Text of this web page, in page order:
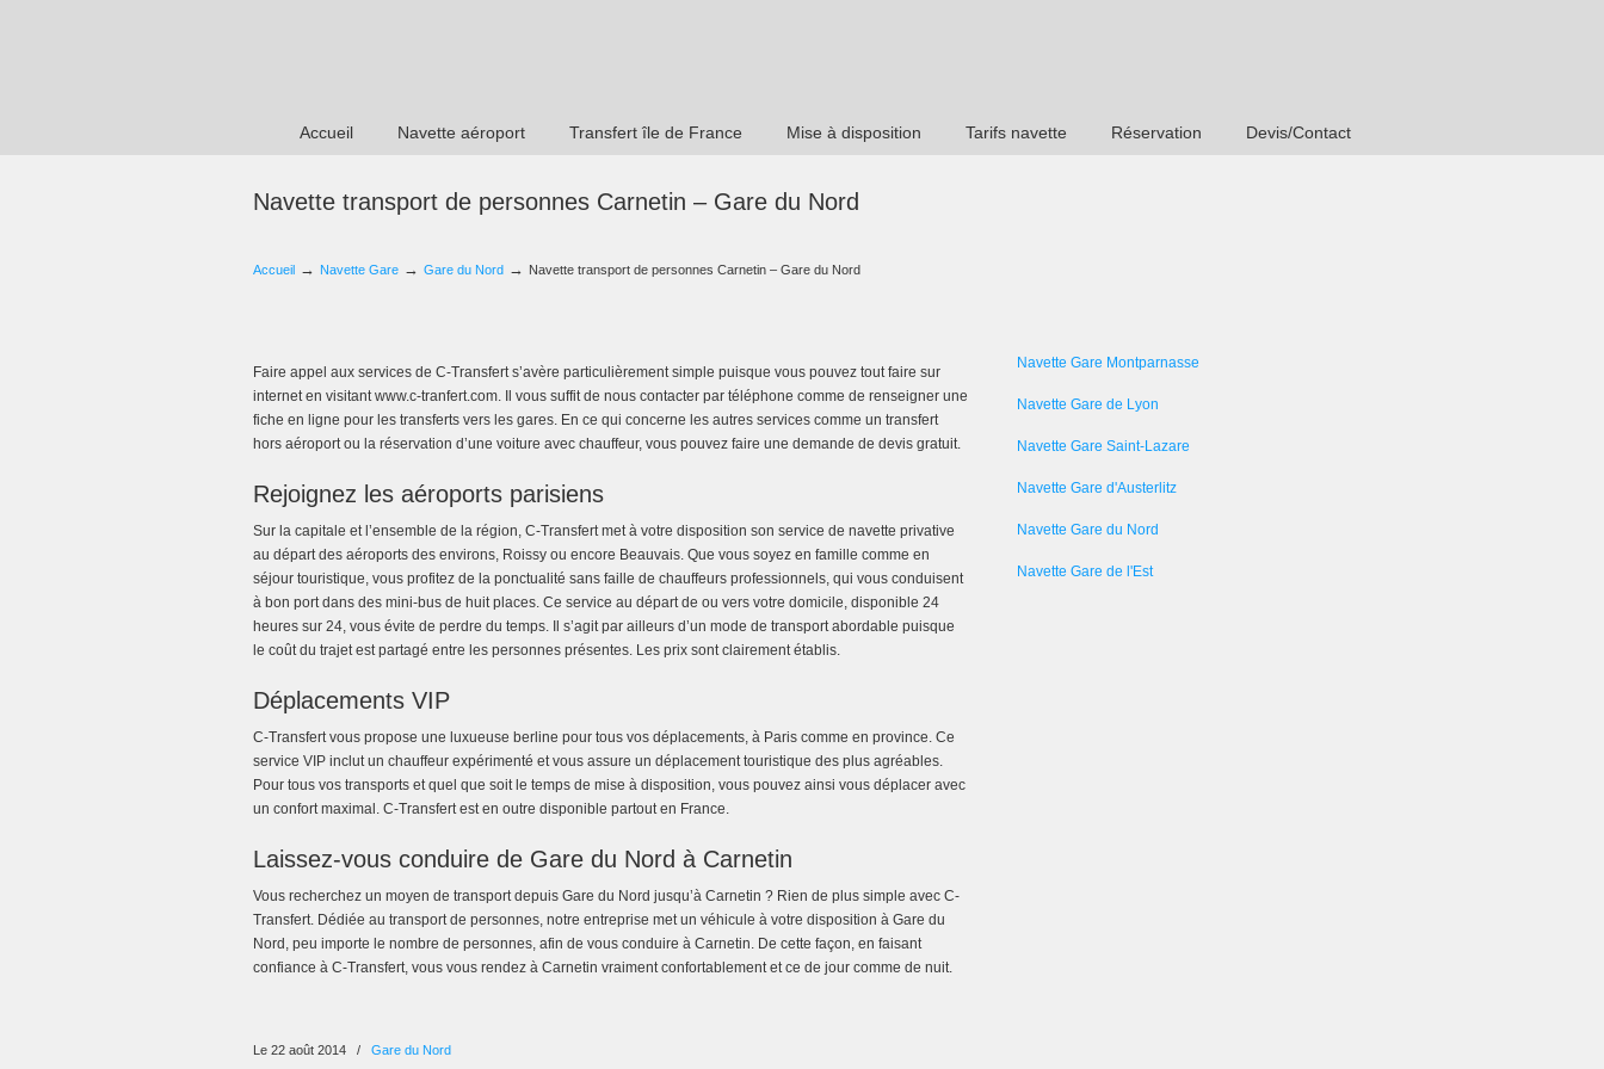
Accueil Navette aéroport Transfert île de France Mise à disposition Tarifs navette Réservation Devis/Contact
Navette transport de personnes Carnetin – Gare du Nord
Accueil → Navette Gare → Gare du Nord → Navette transport de personnes Carnetin – Gare du Nord
Faire appel aux services de C-Transfert s’avère particulièrement simple puisque vous pouvez tout faire sur
internet en visitant www.c-tranfert.com. Il vous suffit de nous contacter par téléphone comme de renseigner une
fiche en ligne pour les transferts vers les gares. En ce qui concerne les autres services comme un transfert
hors aéroport ou la réservation d’une voiture avec chauffeur, vous pouvez faire une demande de devis gratuit.
Rejoignez les aéroports parisiens
Sur la capitale et l’ensemble de la région, C-Transfert met à votre disposition son service de navette privative
au départ des aéroports des environs, Roissy ou encore Beauvais. Que vous soyez en famille comme en
séjour touristique, vous profitez de la ponctualité sans faille de chauffeurs professionnels, qui vous conduisent
à bon port dans des mini-bus de huit places. Ce service au départ de ou vers votre domicile, disponible 24
heures sur 24, vous évite de perdre du temps. Il s’agit par ailleurs d’un mode de transport abordable puisque
le coût du trajet est partagé entre les personnes présentes. Les prix sont clairement établis.
Déplacements VIP
C-Transfert vous propose une luxueuse berline pour tous vos déplacements, à Paris comme en province. Ce
service VIP inclut un chauffeur expérimenté et vous assure un déplacement touristique des plus agréables.
Pour tous vos transports et quel que soit le temps de mise à disposition, vous pouvez ainsi vous déplacer avec
un confort maximal. C-Transfert est en outre disponible partout en France.
Laissez-vous conduire de Gare du Nord à Carnetin
Vous recherchez un moyen de transport depuis Gare du Nord jusqu’à Carnetin ? Rien de plus simple avec C-
Transfert. Dédiée au transport de personnes, notre entreprise met un véhicule à votre disposition à Gare du
Nord, peu importe le nombre de personnes, afin de vous conduire à Carnetin. De cette façon, en faisant
confiance à C-Transfert, vous vous rendez à Carnetin vraiment confortablement et ce de jour comme de nuit.
Le 22 août 2014 / Gare du Nord
Navette Gare Montparnasse
Navette Gare de Lyon
Navette Gare Saint-Lazare
Navette Gare d'Austerlitz
Navette Gare du Nord
Navette Gare de l'Est